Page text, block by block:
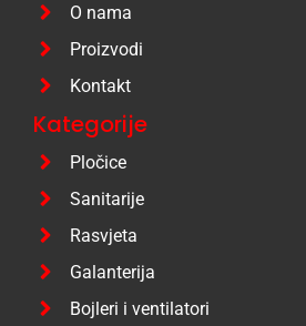
O nama
Proizvodi
Kontakt
Kategorije
Pločice
Sanitarije
Rasvjeta
Galanterija
Bojleri i ventilatori